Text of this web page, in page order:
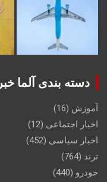
دسته بندی آلما خبر
آموزش (16)
اخبار اجتماعی (12)
اخبار سیاسی (452)
ترند (764)
خودرو (440)